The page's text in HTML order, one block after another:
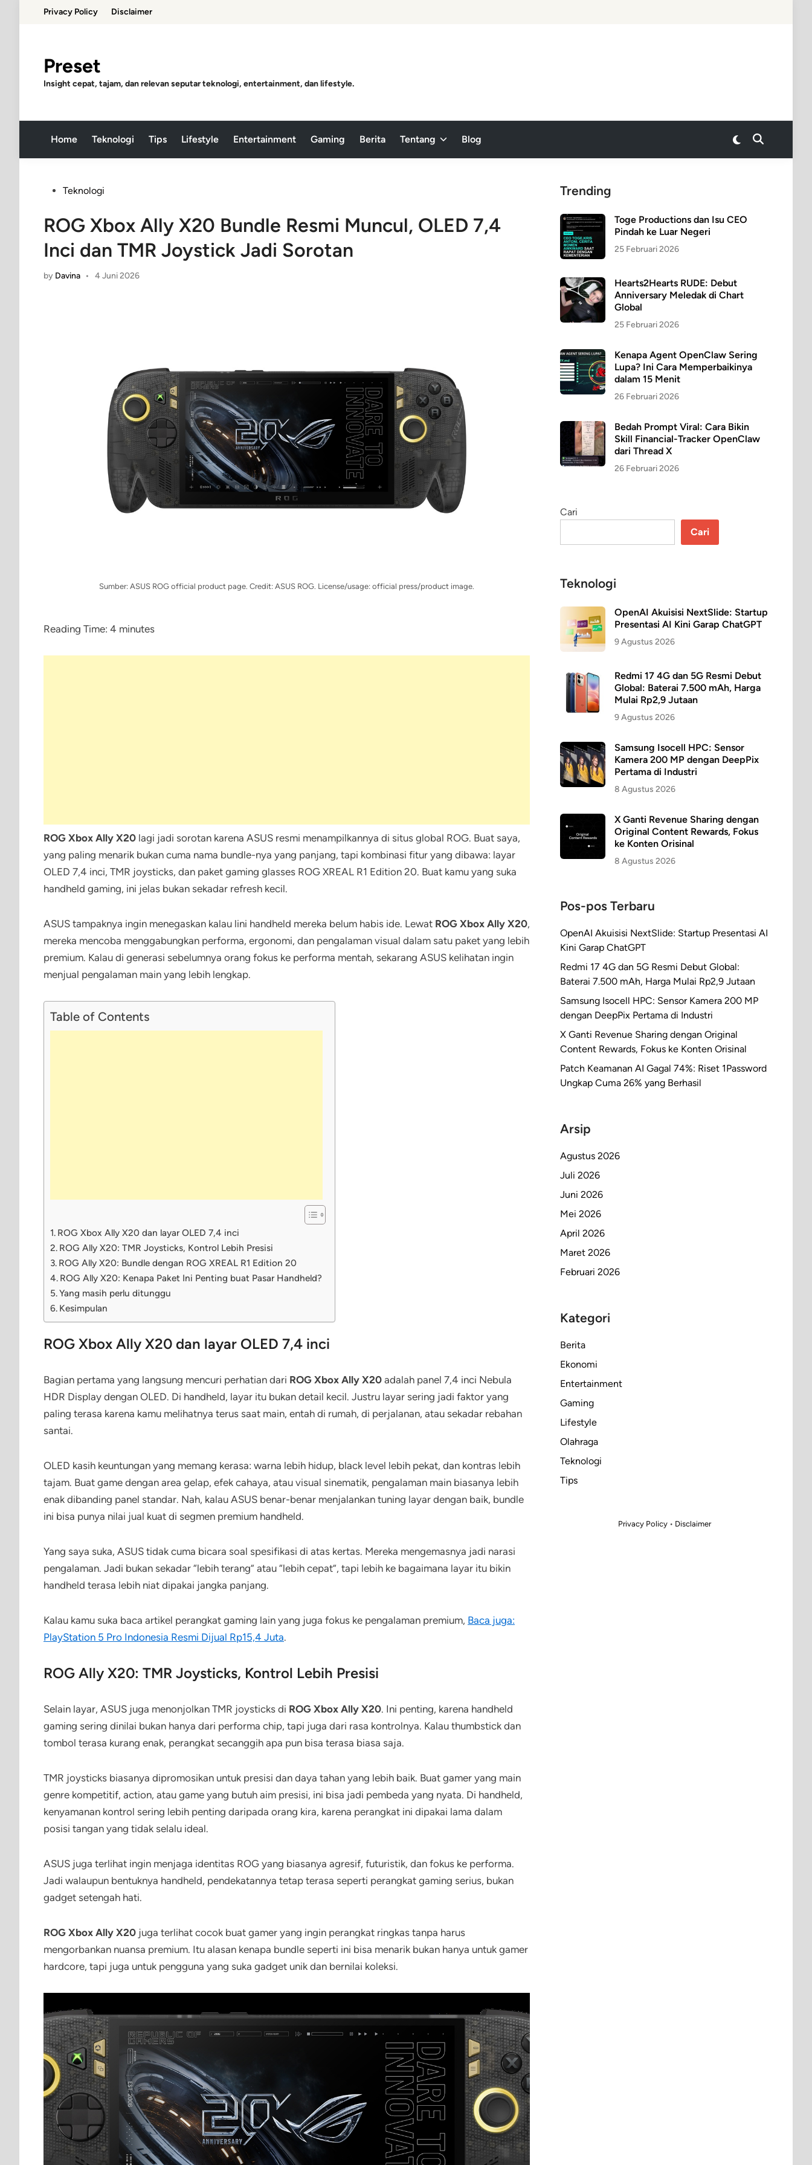
Privacy Policy Disclaimer
Preset
Insight cepat, tajam, dan relevan seputar teknologi, entertainment, dan lifestyle.
Home Teknologi Tips Lifestyle Entertainment Gaming Berita Tentang Blog
Switch
dark
Open
PostedTeknologi
ROG Xbox Ally X20 Bundle Resmi Muncul, OLED 7,4
Inci dan TMR Joystick Jadi Sorotan
by Davina • 4 Juni 2026
Sumber: ASUS ROG official product page. Credit: ASUS ROG. License/usage: official press/product image.
Reading Time: 4 minutes
ROG Xbox Ally X20 lagi jadi sorotan karena ASUS resmi menampilkannya di situs global ROG. Buat saya,
yang paling menarik bukan cuma nama bundle-nya yang panjang, tapi kombinasi fitur yang dibawa: layar
OLED 7,4 inci, TMR joysticks, dan paket gaming glasses ROG XREAL R1 Edition 20. Buat kamu yang suka
handheld gaming, ini jelas bukan sekadar refresh kecil.
ASUS tampaknya ingin menegaskan kalau lini handheld mereka belum habis ide. Lewat ROG Xbox Ally X20,
mereka mencoba menggabungkan performa, ergonomi, dan pengalaman visual dalam satu paket yang lebih
premium. Kalau di generasi sebelumnya orang fokus ke performa mentah, sekarang ASUS kelihatan ingin
menjual pengalaman main yang lebih lengkap.
Table of Contents
ROG Xbox Ally X20 dan layar OLED 7,4 inci
ROG Ally X20: TMR Joysticks, Kontrol Lebih Presisi
ROG Ally X20: Bundle dengan ROG XREAL R1 Edition 20
ROG Ally X20: Kenapa Paket Ini Penting buat Pasar Handheld?
Yang masih perlu ditunggu
Kesimpulan
ROG Xbox Ally X20 dan layar OLED 7,4 inci
Bagian pertama yang langsung mencuri perhatian dari ROG Xbox Ally X20 adalah panel 7,4 inci Nebula
HDR Display dengan OLED. Di handheld, layar itu bukan detail kecil. Justru layar sering jadi faktor yang
paling terasa karena kamu melihatnya terus saat main, entah di rumah, di perjalanan, atau sekadar rebahan
santai.
OLED kasih keuntungan yang memang kerasa: warna lebih hidup, black level lebih pekat, dan kontras lebih
tajam. Buat game dengan area gelap, efek cahaya, atau visual sinematik, pengalaman main biasanya lebih
enak dibanding panel standar. Nah, kalau ASUS benar-benar menjalankan tuning layar dengan baik, bundle
ini bisa punya nilai jual kuat di segmen premium handheld.
Yang saya suka, ASUS tidak cuma bicara soal spesifikasi di atas kertas. Mereka mengemasnya jadi narasi
pengalaman. Jadi bukan sekadar “lebih terang” atau “lebih cepat”, tapi lebih ke bagaimana layar itu bikin
handheld terasa lebih niat dipakai jangka panjang.
Kalau kamu suka baca artikel perangkat gaming lain yang juga fokus ke pengalaman premium, Baca juga:
PlayStation 5 Pro Indonesia Resmi Dijual Rp15,4 Juta.
ROG Ally X20: TMR Joysticks, Kontrol Lebih Presisi
Selain layar, ASUS juga menonjolkan TMR joysticks di ROG Xbox Ally X20. Ini penting, karena handheld
gaming sering dinilai bukan hanya dari performa chip, tapi juga dari rasa kontrolnya. Kalau thumbstick dan
tombol terasa kurang enak, perangkat secanggih apa pun bisa terasa biasa saja.
TMR joysticks biasanya dipromosikan untuk presisi dan daya tahan yang lebih baik. Buat gamer yang main
genre kompetitif, action, atau game yang butuh aim presisi, ini bisa jadi pembeda yang nyata. Di handheld,
kenyamanan kontrol sering lebih penting daripada orang kira, karena perangkat ini dipakai lama dalam
posisi tangan yang tidak selalu ideal.
ASUS juga terlihat ingin menjaga identitas ROG yang biasanya agresif, futuristik, dan fokus ke performa.
Jadi walaupun bentuknya handheld, pendekatannya tetap terasa seperti perangkat gaming serius, bukan
gadget setengah hati.
ROG Xbox Ally X20 juga terlihat cocok buat gamer yang ingin perangkat ringkas tanpa harus
mengorbankan nuansa premium. Itu alasan kenapa bundle seperti ini bisa menarik bukan hanya untuk gamer
hardcore, tapi juga untuk pengguna yang suka gadget unik dan bernilai koleksi.
Trending
Toge Productions dan Isu CEO
Pindah ke Luar Negeri
25 Februari 2026
Hearts2Hearts RUDE: Debut
Anniversary Meledak di Chart
Global
25 Februari 2026
Kenapa Agent OpenClaw Sering
Lupa? Ini Cara Memperbaikinya
dalam 15 Menit
26 Februari 2026
Bedah Prompt Viral: Cara Bikin
Skill Financial-Tracker OpenClaw
dari Thread X
26 Februari 2026
Cari
Cari
Teknologi
OpenAI Akuisisi NextSlide: Startup
Presentasi AI Kini Garap ChatGPT
9 Agustus 2026
Redmi 17 4G dan 5G Resmi Debut
Global: Baterai 7.500 mAh, Harga
Mulai Rp2,9 Jutaan
9 Agustus 2026
Samsung Isocell HPC: Sensor
Kamera 200 MP dengan DeepPix
Pertama di Industri
8 Agustus 2026
X Ganti Revenue Sharing dengan
Original Content Rewards, Fokus
ke Konten Orisinal
8 Agustus 2026
Pos-pos Terbaru
OpenAI Akuisisi NextSlide: Startup Presentasi AI
Kini Garap ChatGPT
Redmi 17 4G dan 5G Resmi Debut Global:
Baterai 7.500 mAh, Harga Mulai Rp2,9 Jutaan
Samsung Isocell HPC: Sensor Kamera 200 MP
dengan DeepPix Pertama di Industri
X Ganti Revenue Sharing dengan Original
Content Rewards, Fokus ke Konten Orisinal
Patch Keamanan AI Gagal 74%: Riset 1Password
Ungkap Cuma 26% yang Berhasil
Arsip
Agustus 2026
Juli 2026
Juni 2026
Mei 2026
April 2026
Maret 2026
Februari 2026
Kategori
Berita
Ekonomi
Entertainment
Gaming
Lifestyle
Olahraga
Teknologi
Tips
Privacy Policy• Disclaimer